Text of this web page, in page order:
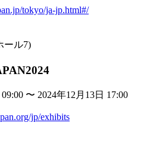
tokyo/ja-jp.html#/
ール7)
〜 2024年12月13日 17:00
jp/exhibits